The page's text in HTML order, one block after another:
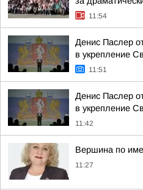
11:54
Денис Паслер
в укрепление
11:51
Денис Паслер
в укрепление
11:42
Вершина по
11:27